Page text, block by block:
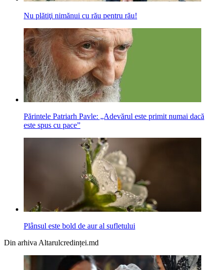
Nu plătiţi nimănui cu rău pentru rău!
Părintele Patriarh Pavle: „Adevărul este primit numai dacă
este spus cu pace”
Plânsul este bold de aur al sufletului
Din arhiva Altarulcredinței.md